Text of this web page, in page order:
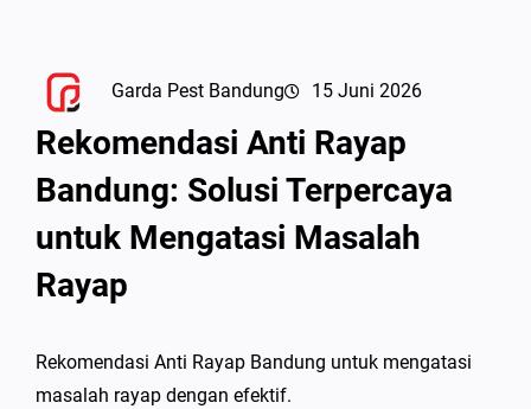
Garda Pest Bandung 15 Juni 2026
Rekomendasi Anti Rayap
Bandung: Solusi Terpercaya
untuk Mengatasi Masalah
Rayap
Rekomendasi Anti Rayap Bandung untuk mengatasi
masalah rayap dengan efektif.